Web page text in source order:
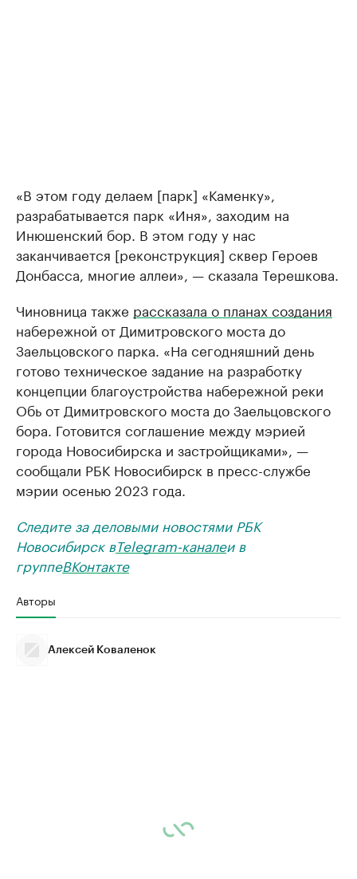
«В этом году делаем [парк] «Каменку»,
разрабатывается парк «Иня», заходим на
Инюшенский бор. В этом году у нас
заканчивается [реконструкция] сквер Героев
Донбасса, многие аллеи», — сказала Терешкова.
Чиновница также рассказала о планах создания
набережной от Димитровского моста до
Заельцовского парка. «На сегодняшний день
готово техническое задание на разработку
концепции благоустройства набережной реки
Обь от Димитровского моста до Заельцовского
бора. Готовится соглашение между мэрией
города Новосибирска и застройщиками», —
сообщали РБК Новосибирск в пресс-службе
мэрии осенью 2023 года.
Следите за деловыми новостями РБК
Новосибирск вTelegram-каналеи в
группеВКонтакте
Авторы
Алексей Коваленок